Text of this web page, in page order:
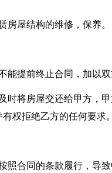
房屋结构的维修，保养。
能提前终止合同，加以
时将房屋交还给甲方，
权拒绝乙方的任何要求。
照合同的条款履行，导